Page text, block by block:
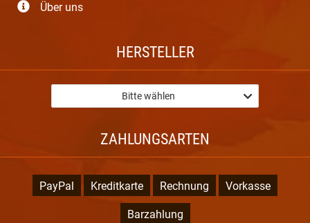
Über uns
HERSTELLER
Bitte wählen
ZAHLUNGSARTEN
PayPal Kreditkarte Rechnung Vorkasse
Barzahlung